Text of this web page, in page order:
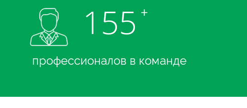
155 +
профессионалов в команде